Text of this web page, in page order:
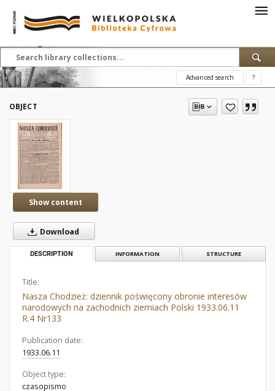
Advanced search ?
OBJECT
Show content
Download
DESCRIPTION INFORMATION STRUCTURE
Title:
Nasza Chodzież: dziennik poświęcony obronie interesów
narodowych na zachodnich ziemiach Polski 1933.06.11
R.4 Nr133
Publication date:
1933.06.11
Object type:
czasopismo